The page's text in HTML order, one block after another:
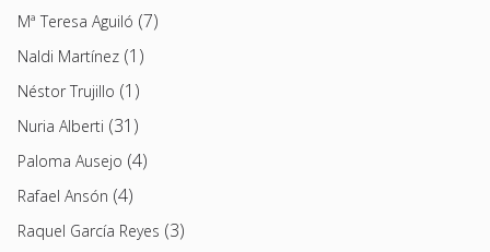
Mª Teresa Aguiló (7)
Naldi Martínez (1)
Néstor Trujillo (1)
Nuria Alberti (31)
Paloma Ausejo (4)
Rafael Ansón (4)
Raquel García Reyes (3)